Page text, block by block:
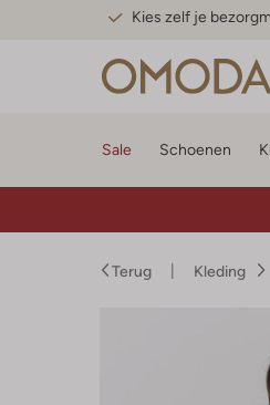
Kies zelf je
Sale Schoenen
Terug Kleding